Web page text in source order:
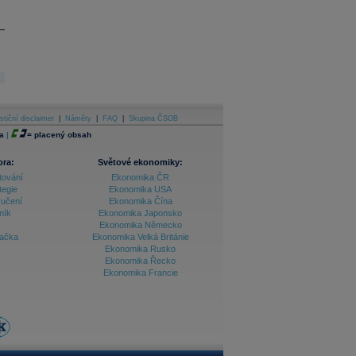
disclaimer Náměty FAQ Skupina ČSOB
| = placený obsah
Světové ekonomiky:
Ekonomika ČR
Ekonomika USA
Ekonomika Čína
Ekonomika Japonsko
Ekonomika Německo
Ekonomika Velká Británie
Ekonomika Rusko
Ekonomika Řecko
Ekonomika Francie